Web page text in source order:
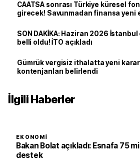
CAATSA sonrası Türkiye küresel
girecek! Savunmadan finansa yeni
SON DAKİKA: Haziran 2026
belli oldu! İTO açıkladı
Gümrük vergisiz ithalatta yeni
kontenjanları belirlendi
İlgili Haberler
EKONOMI
Bakan Bolat açıkladı: Esnafa 75
destek